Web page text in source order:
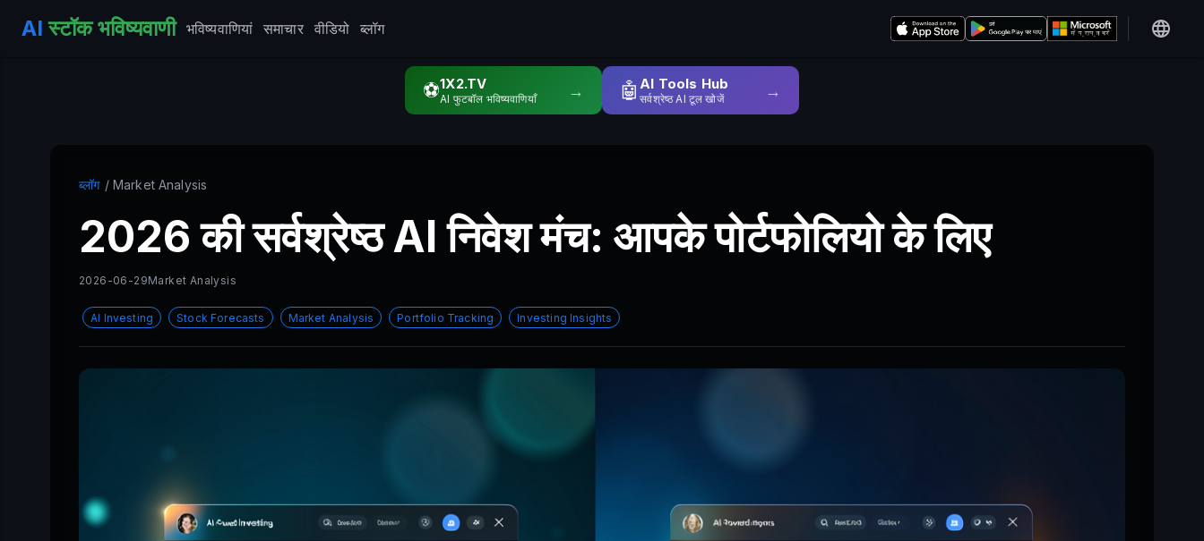
AI स्टॉक भविष्यवाणी भविष्यवाणियां समाचार वीडियो ब्लॉग
⚽1X2.TV
AI फुटबॉल भविष्यवाणियाँ → 🤖AI Tools Hub
सर्वश्रेष्ठ AI टूल खोजें →
ब्लॉग / Market Analysis
2026 की सर्वश्रेष्ठ AI निवेश मंच: आपके पोर्टफोलियो के लिए
2026-06-29Market Analysis
AI Investing Stock Forecasts Market Analysis Portfolio Tracking Investing Insights